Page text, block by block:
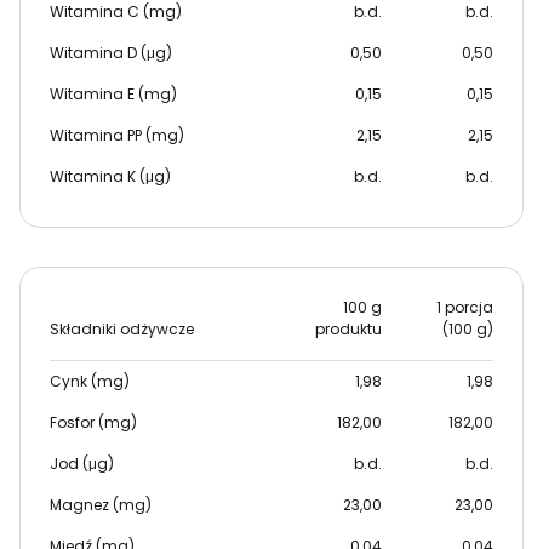
Witamina C (mg)
b.d.
b.d.
Witamina D (μg)
0,50
0,50
Witamina E (mg)
0,15
0,15
Witamina PP (mg)
2,15
2,15
Witamina K (μg)
b.d. b.d.
Składniki odżywcze
100 g
produktu
1 porcja
(100 g)
Cynk (mg) 1,98
1,98
Fosfor (mg)
182,00
182,00
Jod (μg)
b.d.
b.d.
Magnez (mg)
23,00
23,00